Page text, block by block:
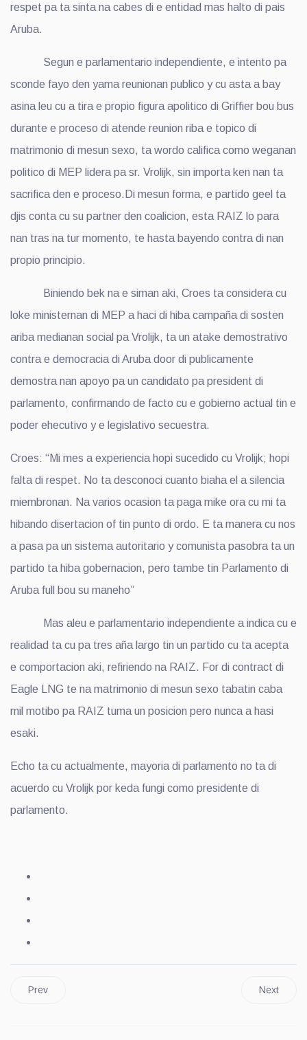
respet pa ta sinta na cabes di e entidad mas halto di pais
Aruba.
Segun e parlamentario independiente, e intento pa
sconde fayo den yama reunionan publico y cu asta a bay
asina leu cu a tira e propio figura apolitico di Griffier bou bus
durante e proceso di atende reunion riba e topico di
matrimonio di mesun sexo, ta wordo califica como weganan
politico di MEP lidera pa sr. Vrolijk, sin importa ken nan ta
sacrifica den e proceso.Di mesun forma, e partido geel ta
djis conta cu su partner den coalicion, esta RAIZ lo para
nan tras na tur momento, te hasta bayendo contra di nan
propio principio.
Biniendo bek na e siman aki, Croes ta considera cu
loke ministernan di MEP a haci di hiba campaña di sosten
ariba medianan social pa Vrolijk, ta un atake demostrativo
contra e democracia di Aruba door di publicamente
demostra nan apoyo pa un candidato pa president di
parlamento, confirmando de facto cu e gobierno actual tin e
poder ehecutivo y e legislativo secuestra.
Croes: “Mi mes a experiencia hopi sucedido cu Vrolijk; hopi
falta di respet. No ta desconoci cuanto biaha el a silencia
miembronan. Na varios ocasion ta paga mike ora cu mi ta
hibando disertacion of tin punto di ordo. E ta manera cu nos
a pasa pa un sistema autoritario y comunista pasobra ta un
partido ta hiba gobernacion, pero tambe tin Parlamento di
Aruba full bou su maneho”
Mas aleu e parlamentario independiente a indica cu e
realidad ta cu pa tres aña largo tin un partido cu ta acepta
e comportacion aki, refiriendo na RAIZ. For di contract di
Eagle LNG te na matrimonio di mesun sexo tabatin caba
mil motibo pa RAIZ tuma un posicion pero nunca a hasi
esaki.
Echo ta cu actualmente, mayoria di parlamento no ta di
acuerdo cu Vrolijk por keda fungi como presidente di
parlamento.
Prev Next